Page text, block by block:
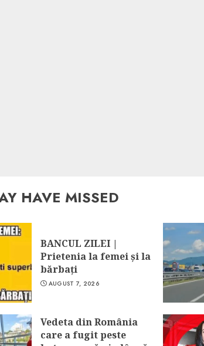
HAVE MISSED
BANCUL ZILEI |
Prietenia la femei și la
bărbați
AUGUST 7, 2026
Vedeta din România
care a fugit peste